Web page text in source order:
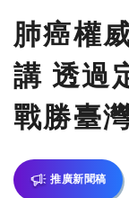
肺癌權
講 透過
戰勝臺
推廣新聞稿